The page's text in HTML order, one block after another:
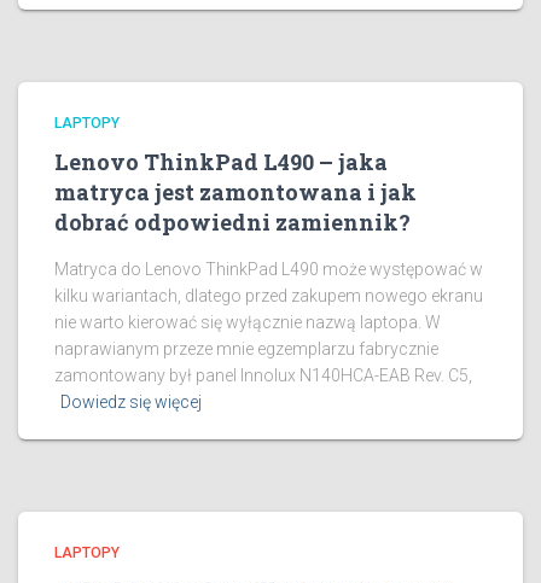
LAPTOPY
Lenovo ThinkPad L490 – jaka
matryca jest zamontowana i jak
dobrać odpowiedni zamiennik?
Matryca do Lenovo ThinkPad L490 może występować w
kilku wariantach, dlatego przed zakupem nowego ekranu
nie warto kierować się wyłącznie nazwą laptopa. W
naprawianym przeze mnie egzemplarzu fabrycznie
zamontowany był panel Innolux N140HCA-EAB Rev. C5,
Dowiedz się więcej
LAPTOPY